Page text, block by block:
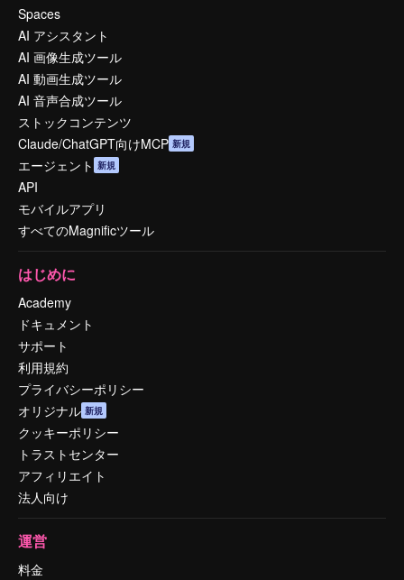
Spaces
AI アシスタント
AI 画像生成ツール
AI 動画生成ツール
AI 音声合成ツール
ストックコンテンツ
Claude/ChatGPT向けMCP 新規
エージェント 新規
API
モバイルアプリ
すべてのMagnificツール
はじめに
Academy
ドキュメント
サポート
利用規約
プライバシーポリシー
オリジナル 新規
クッキーポリシー
トラストセンター
アフィリエイト
法人向け
運営
料金